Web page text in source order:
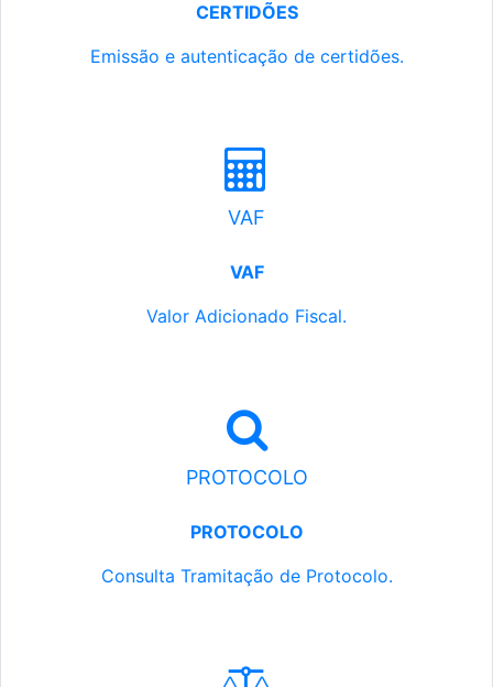
CERTIDÕES
Emissão e autenticação de certidões.
VAF
VAF
Valor Adicionado Fiscal.
PROTOCOLO
PROTOCOLO
Consulta Tramitação de Protocolo.